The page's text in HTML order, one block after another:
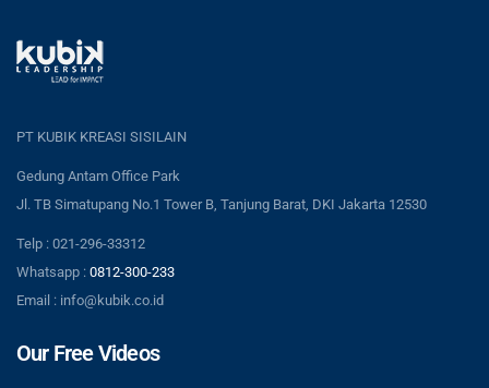
PT KUBIK KREASI SISILAIN
Gedung Antam Office Park
Jl. TB Simatupang No.1 Tower B, Tanjung Barat, DKI Jakarta 12530
Telp : 021-296-33312
Whatsapp : 0812-300-233
Email : info@kubik.co.id
Our Free Videos